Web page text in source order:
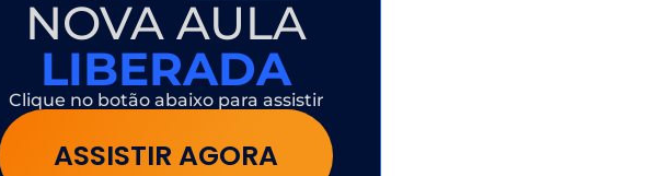
NOVA AULA
LIBERADA
Clique no botão abaixo para assistir
ASSISTIR AGORA